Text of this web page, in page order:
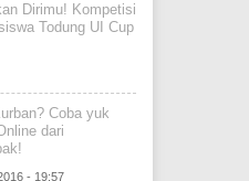
Dirimu! Kompetisi
Todung UI Cup
Coba yuk
dari
- 19:57